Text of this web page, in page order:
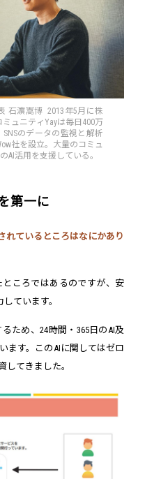
石濵嵩博 2013年5月に株
ュニティYayは毎日400万
のデータの監視と解析
社を設立。大量のコミュ
AI活用を支援している。
第一に
れているところはなにかあり
ところではあるのですが、安
ています。
ため、24時間・365日のAI及
ます。このAIに関してはゼロ
してきました。